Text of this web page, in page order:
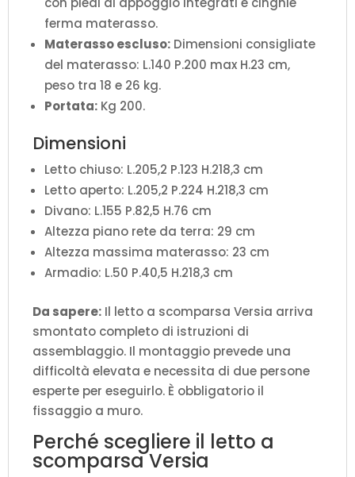
ferma materasso.
Materasso escluso: Dimensioni consigliate
del materasso: L.140 P.200 max H.23 cm,
peso tra 18 e 26 kg.
Portata: Kg 200.
Dimensioni
Letto chiuso: L.205,2 P.123 H.218,3 cm
Letto aperto: L.205,2 P.224 H.218,3 cm
Divano: L.155 P.82,5 H.76 cm
Altezza piano rete da terra: 29 cm
Altezza massima materasso: 23 cm
Armadio: L.50 P.40,5 H.218,3 cm
Da sapere: Il letto a scomparsa Versia arriva
smontato completo di istruzioni di
assemblaggio. Il montaggio prevede una
difficoltà elevata e necessita di due persone
esperte per eseguirlo. È obbligatorio il
fissaggio a muro.
Perché scegliere il letto a
scomparsa Versia